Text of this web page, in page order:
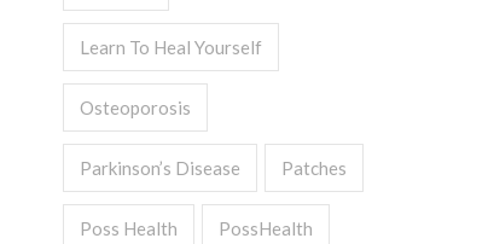
Learn To Heal Yourself
Osteoporosis
Parkinson’s Disease Patches
Poss Health PossHealth